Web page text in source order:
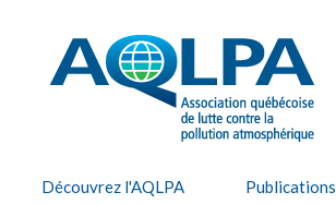
AQLPA
Découvrez l'AQLPA Publications